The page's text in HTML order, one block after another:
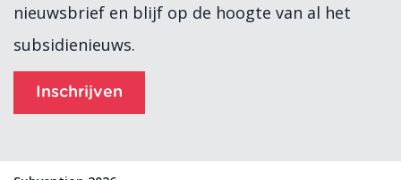
nieuwsbrief en blijf op de hoogte van al het
subsidienieuws.
Inschrijven